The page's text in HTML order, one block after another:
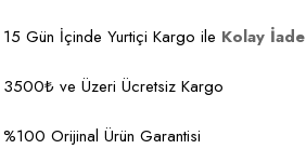
15 Gün İçinde Yurtiçi Kargo ile Kolay İade
3500₺ ve Üzeri Ücretsiz Kargo
%100 Orijinal Ürün Garantisi